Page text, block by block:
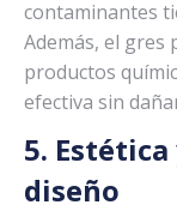
contaminantes
Además, el gres
productos
efectiva sin
5.
diseño